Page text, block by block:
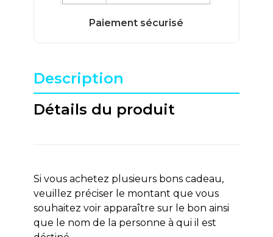
Description
Détails du produit
Si vous achetez plusieurs bons cadeau,
veuillez préciser le montant que vous
souhaitez voir apparaître sur le bon ainsi
que le nom de la personne à qui il est